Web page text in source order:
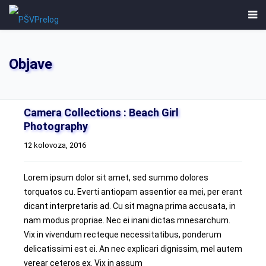
Objave
Camera Collections : Beach Girl
Photography
12 kolovoza, 2016
Lorem ipsum dolor sit amet, sed summo dolores
torquatos cu. Everti antiopam assentior ea mei, per erant
dicant interpretaris ad. Cu sit magna prima accusata, in
nam modus propriae. Nec ei inani dictas mnesarchum.
Vix in vivendum recteque necessitatibus, ponderum
delicatissimi est ei. An nec explicari dignissim, mel autem
verear ceteros ex. Vix in assum